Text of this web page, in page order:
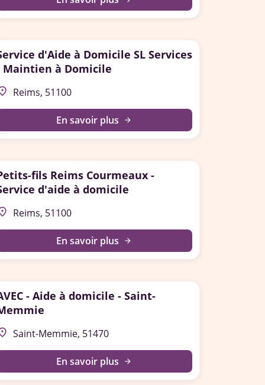
d'Aide à Domicile SL Services
Maintien à Domicile
Reims, 51100
En savoir plus arrow_forward
fils Reims Courmeaux -
d'aide à domicile
Reims, 51100
En savoir plus arrow_forward
- Aide à domicile - Saint-
Saint-Memmie, 51470
En savoir plus arrow_forward